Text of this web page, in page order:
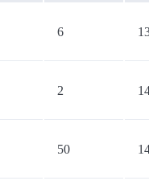
6
2
50